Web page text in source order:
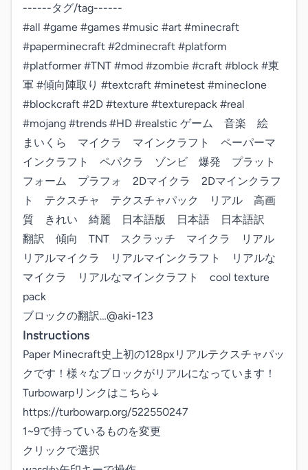
------タグ/tag------
#all #game #games #music #art #minecraft
#paperminecraft #2dminecraft #platform
#platformer #TNT #mod #zombie #craft #block #東
軍 #傾向陣取り #textcraft #minetest #mineclone
#blockcraft #2D #texture #texturepack #real
#mojang #trends #HD #realstic ゲーム　音楽　絵
まいくら　マイクラ　マインクラフト　ペーパーマ
インクラフト　ペパクラ　ゾンビ　爆発　プラット
フォーム　プラフォ　2Dマイクラ　2Dマインクラフ
ト　テクスチャ　テクスチャパック　リアル　高画
質　きれい　綺麗　日本語版　日本語　日本語訳
翻訳　傾向　TNT　スクラッチ　マイクラ　リアル
リアルマイクラ　リアルマインクラフト　リアルな
マイクラ　リアルなマインクラフト　cool texture
pack
ブロックの翻訳…@aki-123
Instructions
Paper Minecraft史上初の128pxリアルテクスチャパッ
クです！様々なブロックがリアルになっています！
Turbowarpリンクはこちら↓
https://turbowarp.org/522550247
1~9で持っているものを変更
クリックで選択